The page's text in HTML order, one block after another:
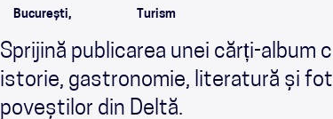
București, Turism
Sprijină publicarea unei cărți-album
istorie, gastronomie, literatură și
poveștilor din Deltă.